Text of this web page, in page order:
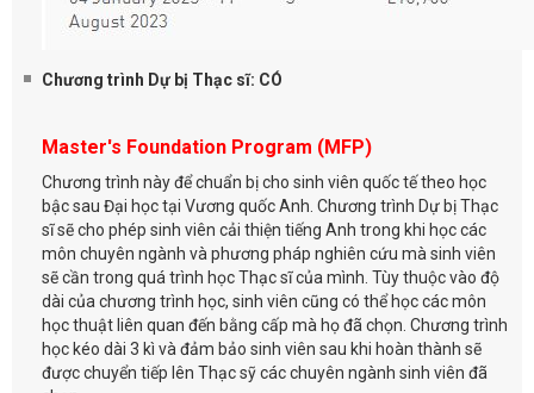
Chương trình Dự bị Thạc sĩ: CÓ
Master's Foundation Program (MFP)
Chương trình này để chuẩn bị cho sinh viên quốc tế theo học
bậc sau Đại học tại Vương quốc Anh. Chương trình Dự bị Thạc
sĩ sẽ cho phép sinh viên cải thiện tiếng Anh trong khi học các
môn chuyên ngành và phương pháp nghiên cứu mà sinh viên
sẽ cần trong quá trình học Thạc sĩ của mình. Tùy thuộc vào độ
dài của chương trình học, sinh viên cũng có thể học các môn
học thuật liên quan đến bằng cấp mà họ đã chọn. Chương trình
học kéo dài 3 kì và đảm bảo sinh viên sau khi hoàn thành sẽ
được chuyển tiếp lên Thạc sỹ các chuyên ngành sinh viên đã